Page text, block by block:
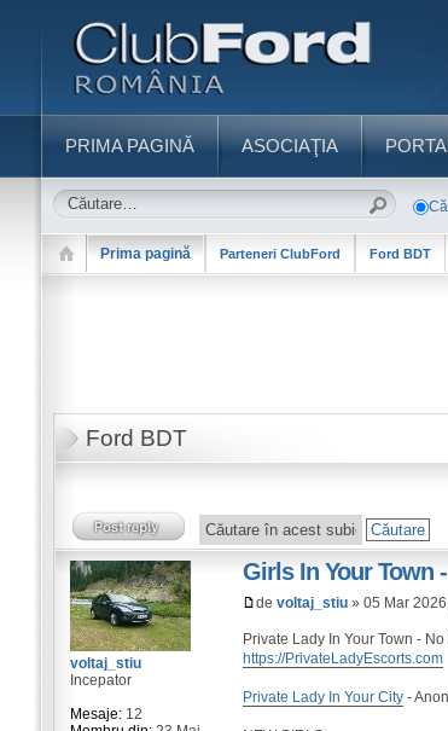
PRIMA PAGINĂ ASOCIAŢIA
Prima pagină Parteneri ClubFord Ford BDT
Ford BDT
Girls In Your Town
devoltaj_stiu » 05 Mar
Private Lady In Your Town -
https://PrivateLadyEscorts.com
Private Lady In Your City -
voltaj_stiu
Incepator
Mesaje:12